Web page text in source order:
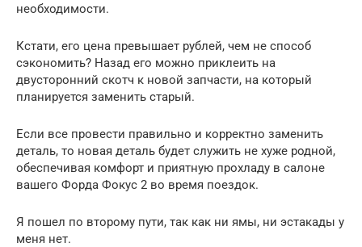
необходимости.
Кстати, его цена превышает рублей, чем не способ
сэкономить? Назад его можно приклеить на
двусторонний скотч к новой запчасти, на который
планируется заменить старый.
Если все провести правильно и корректно заменить
деталь, то новая деталь будет служить не хуже родной,
обеспечивая комфорт и приятную прохладу в салоне
вашего Форда Фокус 2 во время поездок.
Я пошел по второму пути, так как ни ямы, ни эстакады у
меня нет.